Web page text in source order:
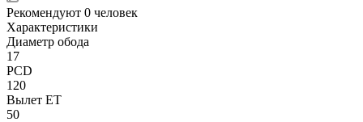
Рекомендуют 0 человек
Характеристики
Диаметр обода
17
PCD
120
Вылет ET
50